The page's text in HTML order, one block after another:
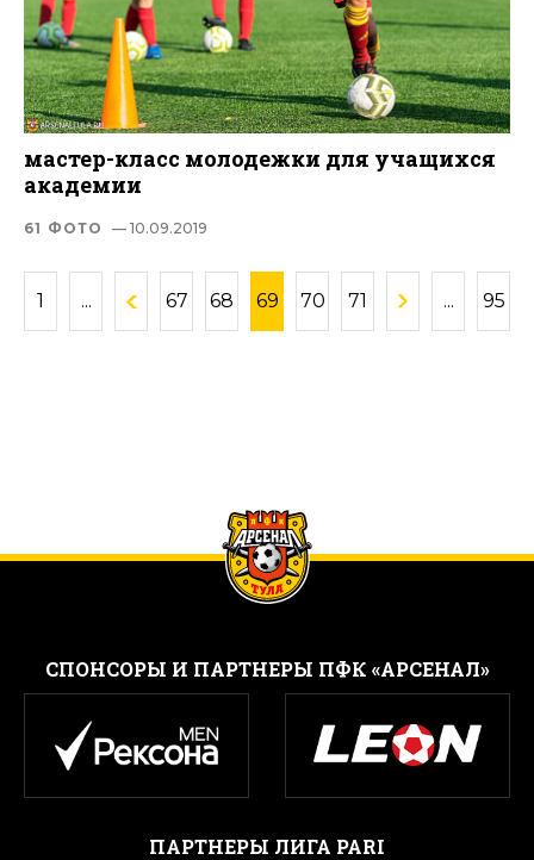
мастер-класс молодежки для учащихся
академии
61 ФОТО — 10.09.2019
1 ... 67 68 69 70 71 ... 95
CПОНСОРЫ И ПАРТНЕРЫ ПФК «АРСЕНАЛ»
ПАРТНЕРЫ ЛИГА PARI